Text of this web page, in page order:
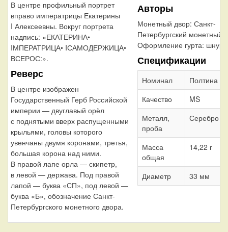
В центре профильный портрет
вправо императрицы Екатерины
I Алексеевны. Вокруг портрета
надпись: «ЕКАТЕРИНА•
IМПЕРАТРИЦА• IСАМОДЕРЖИЦА•
ВСЕРОС:».
Реверс
В центре изображен
Государственный Герб Российской
империи — двуглавый орёл
с поднятыми вверх распущенными
крыльями, головы которого
увенчаны двумя коронами, третья,
большая корона над ними.
В правой лапе орла — скипетр,
в левой — держава. Под правой
лапой — буква «СП», под левой —
буква «Б», обозначение Санкт-
Петербургского монетного двора.
Авторы
Монетный двор: Санкт-
Петербургский монетный
Оформление гурта: шнур
Спецификации
Номинал
Полтина
Качество
MS
Металл,
проба
Серебро
Масса
общая
14,22 г
Диаметр 33 мм